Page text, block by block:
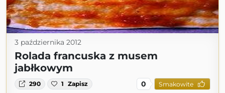
3 października 2012
Rolada francuska z musem
jabłkowym
290 1 Zapisz 0 Smakowite